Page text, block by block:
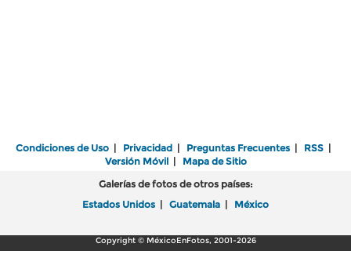
Condiciones de Uso | Privacidad | Preguntas Frecuentes | RSS |
Versión Móvil| Mapa de Sitio
Galerías de fotos de otros países:
Estados Unidos | Guatemala | México
Copyright © MéxicoEnFotos, 2001-2026